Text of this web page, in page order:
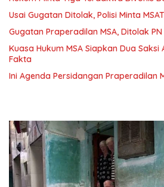
Usai Gugatan Ditolak, Polisi Minta
Gugatan Praperadilan MSA, Ditolak
Kuasa Hukum MSA Siapkan Dua Saksi
Fakta
Ini Agenda Persidangan Praperadilan